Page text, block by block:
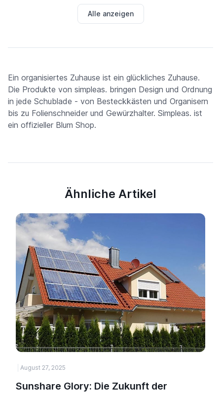
Alle anzeigen
Ein organisiertes Zuhause ist ein glückliches Zuhause.
Die Produkte von simpleas. bringen Design und Ordnung
in jede Schublade - von Besteckkästen und Organisern
bis zu Folienschneider und Gewürzhalter. Simpleas. ist
ein offizieller Blum Shop.
Ähnliche Artikel
August 27, 2025
Sunshare Glory: Die Zukunft der